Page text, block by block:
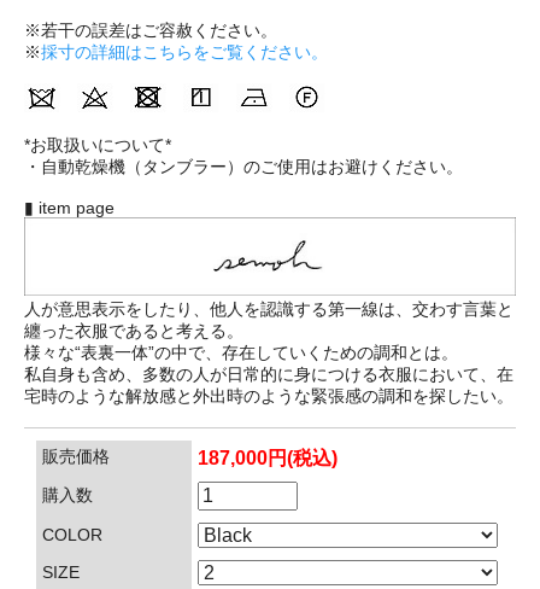
※若干の誤差はご容赦ください。
※採寸の詳細はこちらをご覧ください。
*お取扱いについて*
・自動乾燥機（タンブラー）のご使用はお避けください。
▮ item page
人が意思表示をしたり、他人を認識する第一線は、交わす言葉と
纏った衣服であると考える。
様々な“表裏一体”の中で、存在していくための調和とは。
私自身も含め、多数の人が日常的に身につける衣服において、在
宅時のような解放感と外出時のような緊張感の調和を探したい。
販売価格 187,000円(税込)
購入数
COLOR
SIZE